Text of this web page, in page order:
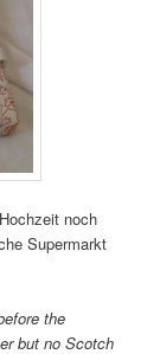
noch
Supermarkt
the
but no Scotch